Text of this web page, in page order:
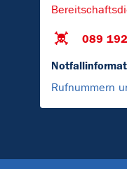
089
Rufnummern